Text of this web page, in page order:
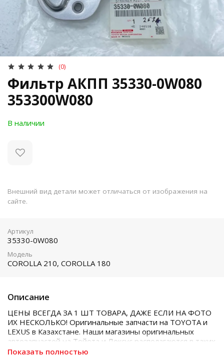
(0)
Фильтр АКПП 35330-0W080
353300W080
В наличии
Внешний вид детали может отличаться от изображения на
сайте.
Описание
ЦЕНЫ ВСЕГДА ЗА 1 ШТ ТОВАРА, ДАЖЕ ЕСЛИ НА ФОТО
ИХ НЕСКОЛЬКО! Оригинальные запчасти на TOYOTA и
LEXUS в Казахстане. Наши магазины оригинальных
автозапчастей на Тойота и Лексус располагаются в таких
городах как Алматы, Астана, Шымкент, Кызылорда и
Показать полностью
Артикул
35330-0W080
Модель
COROLLA 210, COROLLA 180